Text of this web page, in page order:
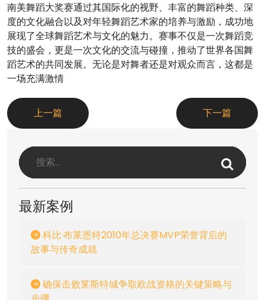
南美舞蹈大奖赛通过其国际化的视野、丰富的舞蹈种类、深
度的文化融合以及对年轻舞蹈艺术家的培养与激励，成功地
展现了全球舞蹈艺术与文化的魅力。赛事不仅是一次舞蹈竞
技的盛会，更是一次文化的交流与碰撞，推动了世界各国舞
蹈艺术的共同发展。无论是对舞者还是对观众而言，这都是
一场充满激情
上一篇 下一篇
最新案例
科比·布莱恩特2010年总决赛MVP荣誉背后的
故事与传奇成就
确保击败莱斯特城争取欧战资格的关键策略与